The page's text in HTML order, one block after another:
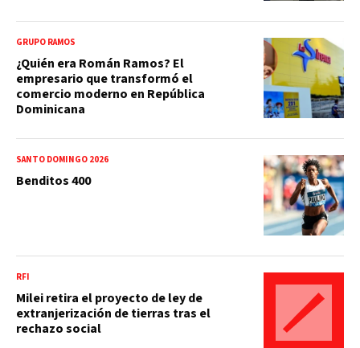
GRUPO RAMOS
¿Quién era Román Ramos? El
empresario que transformó el
comercio moderno en República
Dominicana
SANTO DOMINGO 2026
Benditos 400
RFI
Milei retira el proyecto de ley de
extranjerización de tierras tras el
rechazo social